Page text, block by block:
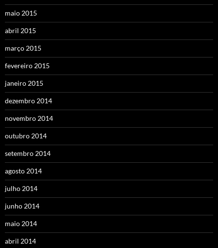
maio 2015
abril 2015
março 2015
fevereiro 2015
janeiro 2015
dezembro 2014
novembro 2014
outubro 2014
setembro 2014
agosto 2014
julho 2014
junho 2014
maio 2014
abril 2014